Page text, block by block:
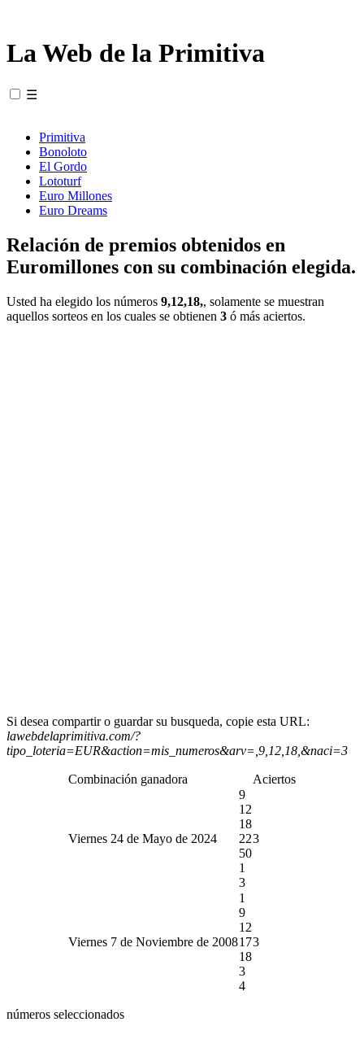
La Web de la Primitiva
☰
Primitiva
Bonoloto
El Gordo
Lototurf
Euro Millones
Euro Dreams
Relación de premios obtenidos en
Euromillones con su combinación elegida.
Usted ha elegido los números 9,12,18,, solamente se muestran
aquellos sorteos en los cuales se obtienen 3 ó más aciertos.
Si desea compartir o guardar su busqueda, copie esta URL:
lawebdelaprimitiva.com/?
tipo_loteria=EUR&action=mis_numeros&arv=,9,12,18,&naci=3
Combinación ganadora Aciertos
Viernes 24 de Mayo de 2024
9
12
18
22
50
1
3
3
Viernes 7 de Noviembre de 2008
1
9
12
17
18
3
4
3
números seleccionados